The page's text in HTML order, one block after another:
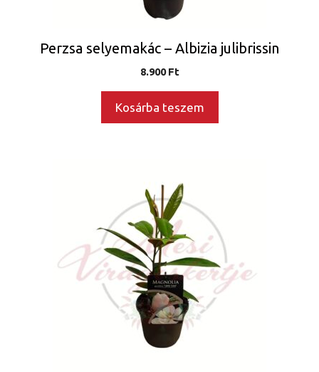
Perzsa selyemakác – Albizia julibrissin
8.900Ft
Kosárba teszem